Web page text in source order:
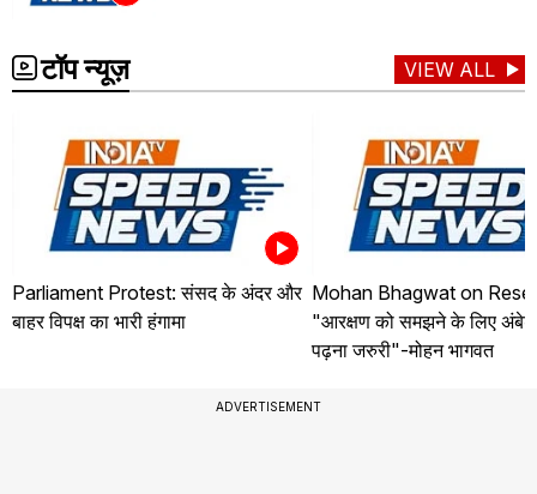
टॉप न्यूज़ VIEW ALL
Parliament Protest: संसद के अंदर और
बाहर विपक्ष का भारी हंगामा
Mohan Bhagwat on
"आरक्षण को समझने के लिए
पढ़ना जरुरी"-मोहन भागवत
ADVERTISEMENT